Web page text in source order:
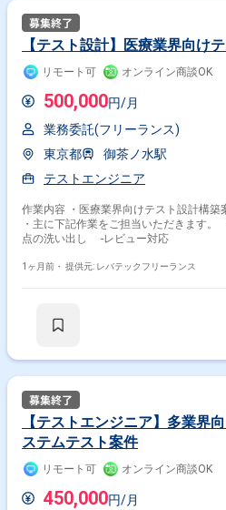
【テスト設計】医療業界向け
リモート可 オンライン商談OK
500,000円/月
業務委託(フリーランス)
東京都
御茶ノ水駅
テストエンジニア
作業内容 ・医療業界向けテスト設計構築
・主に下記作業をご担当いただきます
点の洗い出し -レビュー対応
1ヶ月前・ 提供元: レバテックフリーランス
【テストエンジニア】多業界
ステムテスト案件
リモート可 オンライン商談OK
450,000円/月